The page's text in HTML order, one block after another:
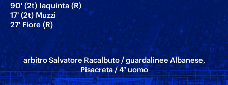
90' (2t) Iaquinta (R)
17' (2t) Muzzi
27' Fiore (R)
arbitro Salvatore Racalbuto / guardalinee Albanese,
Pisacreta / 4° uomo